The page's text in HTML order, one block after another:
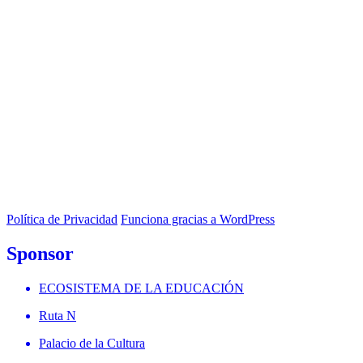
Política de Privacidad Funciona gracias a WordPress
Sponsor
ECOSISTEMA DE LA EDUCACIÓN
Ruta N
Palacio de la Cultura